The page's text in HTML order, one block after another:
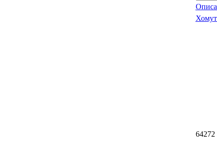
64272